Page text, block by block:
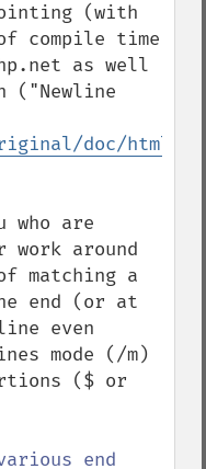
(with
compile time
as well
doc/html/
are
around
matching a
end (or at
even
mode (/m)
($ or
end